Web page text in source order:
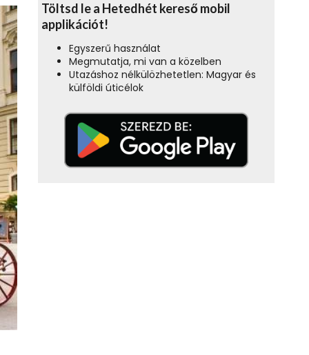
Töltsd le a Hetedhét kereső mobil
applikációt!
Egyszerű használat
Megmutatja, mi van a közelben
Utazáshoz nélkülözhetetlen: Magyar és
külföldi úticélok